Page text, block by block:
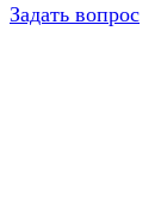
Задать вопрос